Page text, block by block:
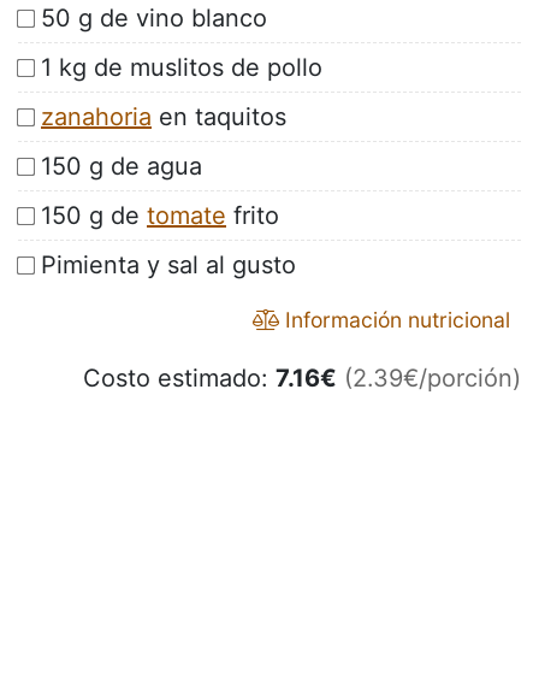
50 g de vino blanco
1 kg de muslitos de pollo
zanahoria en taquitos
150 g de agua
150 g de tomate frito
Pimienta y sal al gusto
Información nutricional
Costo estimado: 7.16€ (2.39€/porción)